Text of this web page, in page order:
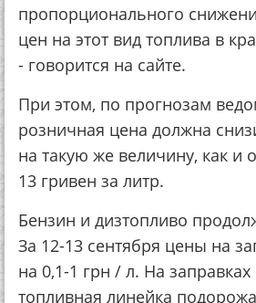
пропорционального
цен на этот вид топлива в
- говорится на сайте.
При этом, по прогнозам
розничная цена должна
на такую же величину, как и
13 гривен за литр.
Бензин и дизтопливо
За 12-13 сентября цены на
на 0,1-1 грн / л. На заправках
топливная линейка